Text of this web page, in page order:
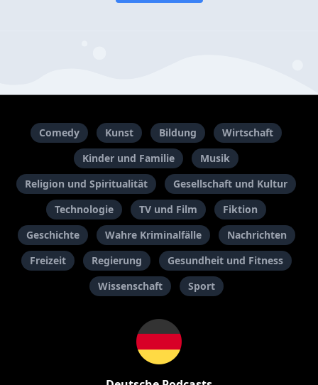
Comedy Kunst Bildung
Wirtschaft
Kinder und Familie
Musik
Religion und Spiritualität
Gesellschaft und Kultur
Technologie
TV und Film
Fiktion
Geschichte
Wahre Kriminalfälle
Nachrichten
Freizeit
Regierung
Gesundheit und Fitness
Wissenschaft
Sport